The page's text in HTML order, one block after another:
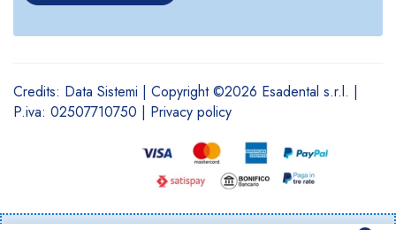
Credits: Data Sistemi | Copyright ©2026 Esadental s.r.l. |
P.iva: 02507710750 | Privacy policy